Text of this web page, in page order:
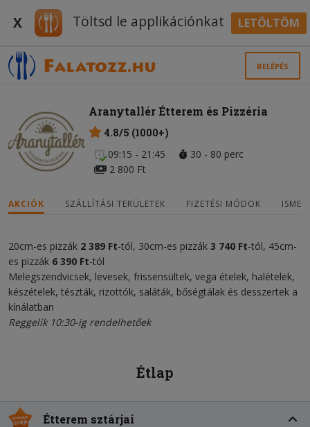
X Töltsd le applikációnkat LETÖLTÖM
BELÉPÉS
Aranytallér Étterem és Pizzéria
4.8/5 (1000+)
09:15 - 21:45
30 - 80 perc
2 800 Ft
AKCIÓK SZÁLLÍTÁSI TERÜLETEK FIZETÉSI MÓDOK
20cm-es pizzák 2 389 Ft-tól, 30cm-es pizzák 3 740 Ft-tól, 45cm-
es pizzák 6 390 Ft-tól
Melegszendvicsek, levesek, frissensültek, vega ételek, halételek,
készételek, tészták, rizottók, saláták, bőségtálak és desszertek a
kínálatban
Reggelik 10:30-ig rendelhetőek
Étlap
Étterem sztárjai